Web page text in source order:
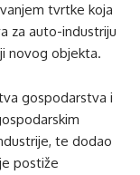
tvrtke koja
za auto-industriju
novog objekta.
gospodarstva i
te dodao
postiže